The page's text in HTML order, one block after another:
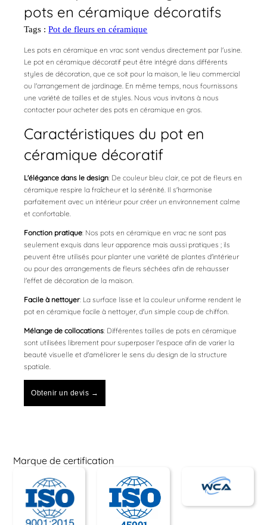
pots en céramique décoratifs
Tags :Pot de fleurs en céramique
Les pots en céramique en vrac sont vendus directement par l'usine.
Le pot en céramique décoratif peut être intégré dans différents
styles de décoration, que ce soit pour la maison, le lieu commercial
ou l'arrangement de jardinage. En même temps, nous fournissons
une variété de tailles et de styles. Nous vous invitons à nous
contacter pour acheter des pots en céramique en gros.
Caractéristiques du pot en
céramique décoratif
L'élégance dans le design: De couleur bleu clair, ce pot de fleurs en
céramique respire la fraîcheur et la sérénité. Il s'harmonise
parfaitement avec un intérieur pour créer un environnement calme
et confortable.
Fonction pratique: Nos pots en céramique en vrac ne sont pas
seulement exquis dans leur apparence mais aussi pratiques ; ils
peuvent être utilisés pour planter une variété de plantes d'intérieur
ou pour des arrangements de fleurs séchées afin de rehausser
l'effet de décoration de la maison.
Facile à nettoyer: La surface lisse et la couleur uniforme rendent le
pot en céramique facile à nettoyer, d'un simple coup de chiffon.
Mélange de collocations: Différentes tailles de pots en céramique
sont utilisées librement pour superposer l'espace afin de varier la
beauté visuelle et d'améliorer le sens du design de la structure
spatiale.
Obtenir un devis →
Marque de certification